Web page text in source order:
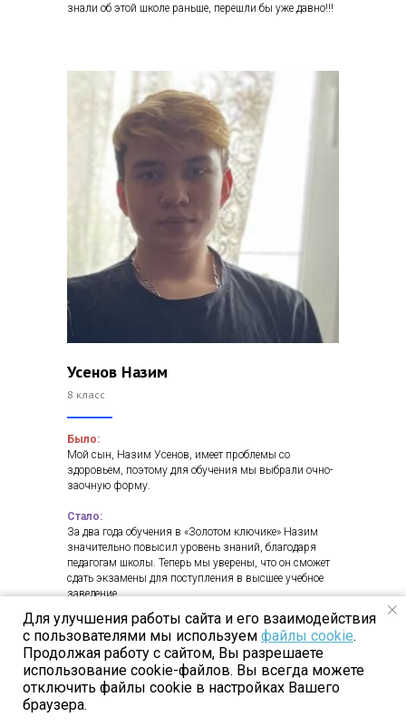
знали об этой школе раньше, перешли бы уже давно!!!
Усенов Назим
8 класс
Было:
Мой сын, Назим Усенов, имеет проблемы со
здоровьем, поэтому для обучения мы выбрали очно-
заочную форму.
Стало:
За два года обучения в «Золотом ключике» Назим
значительно повысил уровень знаний, благодаря
педагогам школы. Теперь мы уверены, что он сможет
сдать экзамены для поступления в высшее учебное
заведение.
Для улучшения работы сайта и его взаимодействия
с пользователями мы используем файлы cookie.
Продолжая работу с сайтом, Вы разрешаете
использование cookie-файлов. Вы всегда можете
отключить файлы cookie в настройках Вашего
браузера.